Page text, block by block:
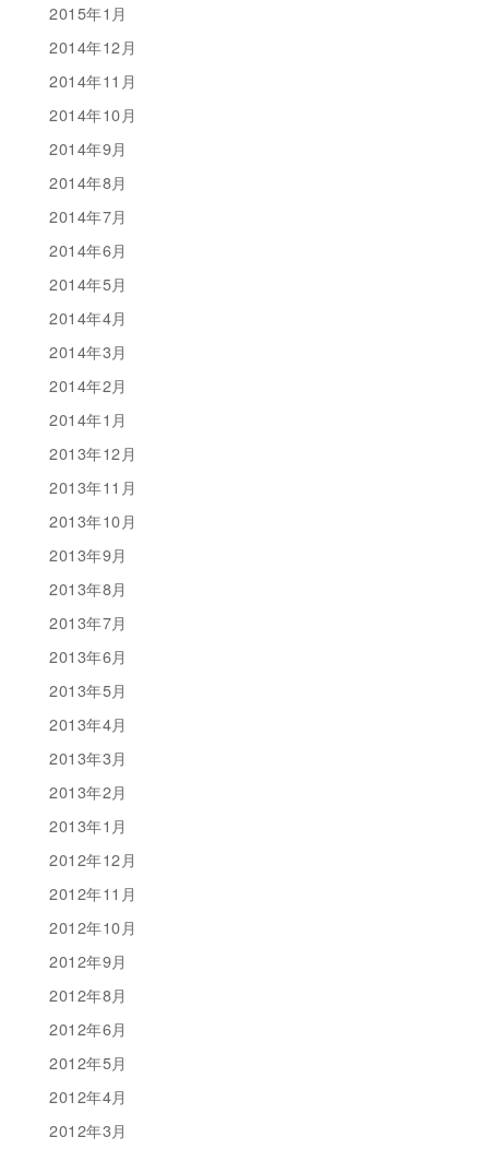
2015年1月
2014年12月
2014年11月
2014年10月
2014年9月
2014年8月
2014年7月
2014年6月
2014年5月
2014年4月
2014年3月
2014年2月
2014年1月
2013年12月
2013年11月
2013年10月
2013年9月
2013年8月
2013年7月
2013年6月
2013年5月
2013年4月
2013年3月
2013年2月
2013年1月
2012年12月
2012年11月
2012年10月
2012年9月
2012年8月
2012年6月
2012年5月
2012年4月
2012年3月